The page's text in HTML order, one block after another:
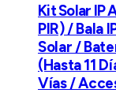
Kit Solar IP
PIR) / Bala
Solar /
(Hasta 11
Vías /